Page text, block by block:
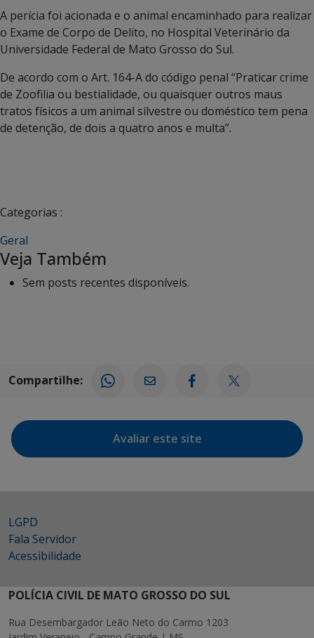
A perícia foi acionada e o animal encaminhado para realizar
o Exame de Corpo de Delito, no Hospital Veterinário da
Universidade Federal de Mato Grosso do Sul.
De acordo com o Art. 164-A do código penal “Praticar crime
de Zoofilia ou bestialidade, ou quaisquer outros maus
tratos físicos a um animal silvestre ou doméstico tem pena
de detenção, de dois a quatro anos e multa”.
Categorias :
Geral
Veja Também
Sem posts recentes disponíveis.
Compartilhe:
Avaliar este site
LGPD
Fala Servidor
Acessibilidade
POLÍCIA CIVIL DE MATO GROSSO DO SUL
Rua Desembargador Leão Neto do Carmo 1203